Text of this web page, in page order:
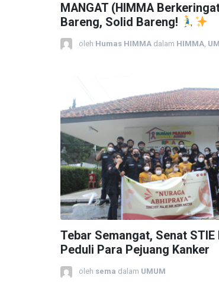
MANGAT (HIMMA
Bareng, Solid Bareng!
oleh Humas HIMMA dalam HIMMA
Tebar Semangat, Senat STIE
Peduli Para Pejuang Kanker
oleh sema dalam UMUM